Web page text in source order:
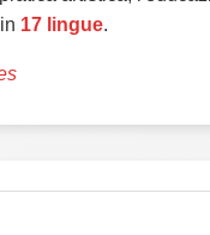
17 lingue.